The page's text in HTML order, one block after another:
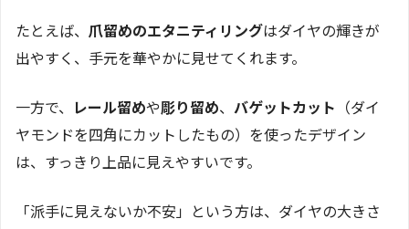
たとえば、 爪留めのエタニティリングはダイヤの輝きが
出やすく、手元を華やかに見せてくれます。
一方で、 レール留めや彫り留め、 バゲットカット （ダイ
ヤモンドを四角にカットしたもの）を使ったデザイン
は、すっきり上品に見えやすいです。
「派手に見えないか不安」という方は、ダイヤの大きさ